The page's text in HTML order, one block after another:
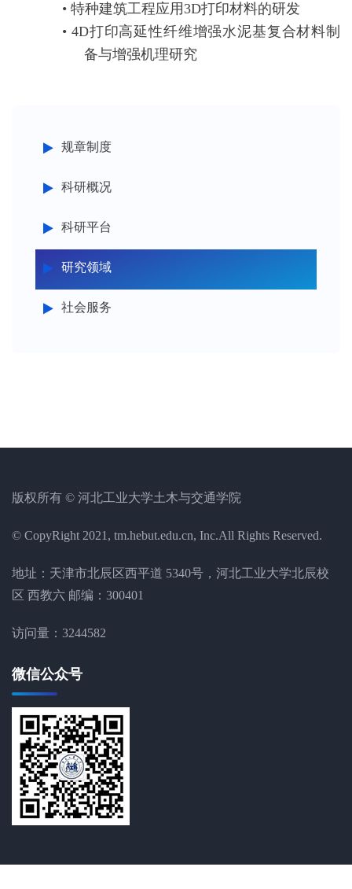
规章制度
科研概况
科研平台
研究领域
社会服务
• 特种建筑工程应用3D打印材料的研发
• 4D打印高延性纤维增强水泥基复合材料制
备与增强机理研究
版权所有 © 河北工业大学土木与交通学院
© CopyRight 2021, tm.hebut.edu.cn, Inc.All Rights Reserved.
地址：天津市北辰区西平道 5340号，河北工业大学北辰校
区 西教六 邮编：300401
访问量： 3244582
微信公众号